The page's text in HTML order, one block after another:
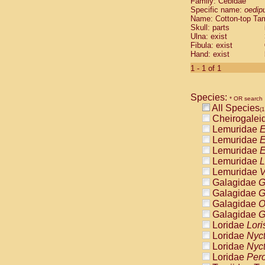
Cebidae
Cebidae
Cebidae
Cebidae
Cebidae
Cebidae
Cebidae
Cebidae
Cebidae
Cebidae
Cebidae
Cebidae
Atelidae
Atelidae
Atelidae
Atelidae
Atelidae
Atelidae
Atelidae
Atelidae
Atelidae
Atelidae
Pitheciidae
Specific name:
Name: Cotton-top
Skull: parts
Ulna: exist
Fibula: exist
Hand: exist
1 - 1 of 1
Species: * OR search
All Species
Lemuridae
Lemuridae
Lemuridae
Lemuridae
Lemuridae
Galagidae
Galagidae
Galagidae
Galagidae
Loridae
Loridae
Loridae
Loridae